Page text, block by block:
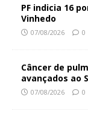
PF indicia 16
Vinhedo
07/08/2026 0
Câncer de
avançados ao
07/08/2026 0